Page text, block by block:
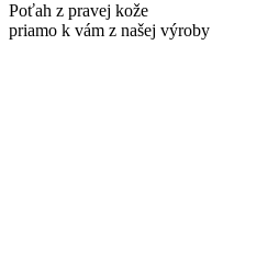
Poťah z pravej kože
priamo k vám z našej výroby